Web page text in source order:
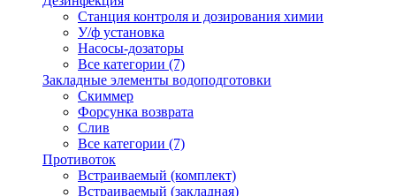
Станция контроля и дозирования химии
У/ф установка
Насосы-дозаторы
Все категории (7)
Закладные элементы водоподготовки
Скиммер
Форсунка возврата
Слив
Все категории (7)
Противоток
Встраиваемый (комплект)
Встраиваемый (закладная)